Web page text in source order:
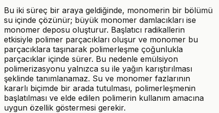
Bu iki süreç bir araya geldiğinde, monomerin bir bölümü
su içinde çözünür; büyük monomer damlacıkları ise
monomer deposu oluşturur. Başlatıcı radikallerin
etkisiyle polimer parçacıkları oluşur ve monomer bu
parçacıklara taşınarak polimerleşme çoğunlukla
parçacıklar içinde sürer. Bu nedenle emülsiyon
polimerizasyonu yalnızca su ile yağın karıştırılması
şeklinde tanımlanamaz. Su ve monomer fazlarının
kararlı biçimde bir arada tutulması, polimerleşmenin
başlatılması ve elde edilen polimerin kullanım amacına
uygun özellik göstermesi gerekir.